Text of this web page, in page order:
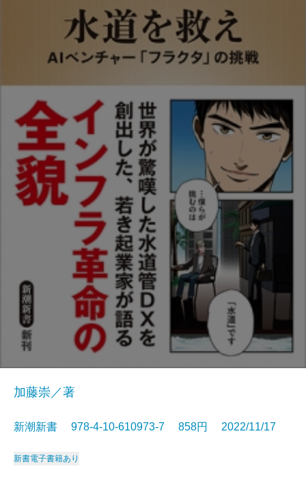
加藤崇／著
新潮新書 978-4-10-610973-7 858円 2022/11/17
新書電子書籍あり